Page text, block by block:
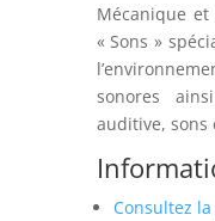
Mécanique et
« Sons »
sonores
auditive, sons
Consultez la